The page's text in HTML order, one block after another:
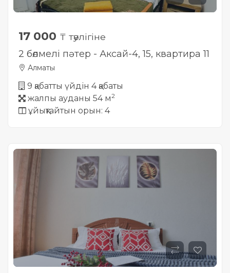
17 000 ₸ тәулігіне
2 бөлмелі пәтер - Аксай-4, 15, квартира 11
Алматы
9 қабатты үйдін 4 қабаты
жалпы ауданы 54 м2
ұйықтайтын орын: 4